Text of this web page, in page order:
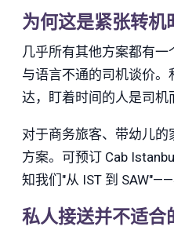
为何这是紧张转机
几乎所有其他方案都有
与语言不通的司机谈价
达，盯着时间的人是司机
对于商务旅客、带幼儿
方案。可预订 Cab
知我们"从 IST 到
私人接送并不适合